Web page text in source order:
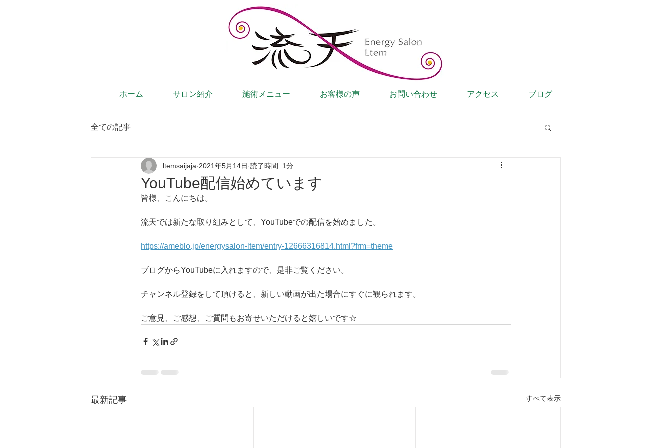
ホーム サロン紹介 施術メニュー お客様の声 お問い合わせ アクセス ブログ
全ての記事
YouTube配信始めています
ltemsaijaja 2021年5月14日 読了時間: 1分
皆様、こんにちは。
流天では新たな取り組みとして、YouTubeでの配信を始めました。
https://ameblo.jp/energysalon-ltem/entry-12666316814.html?frm=theme
ブログからYouTubeに入れますので、是非ご覧ください。
チャンネル登録をして頂けると、新しい動画が出た場合にすぐに観られます。
ご意見、ご感想、ご質問もお寄せいただけると嬉しいです☆
最新記事 すべて表示